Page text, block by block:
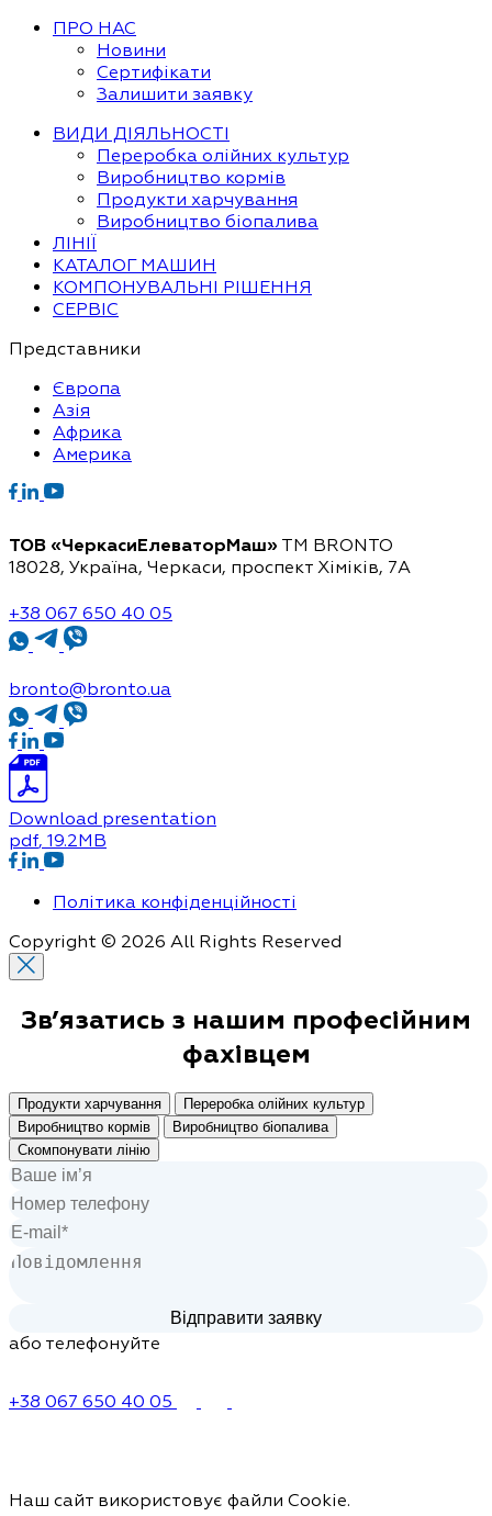
ПРО НАС
Новини
Сертифікати
Залишити заявку
ВИДИ ДІЯЛЬНОСТІ
Переробка олійних культур
Виробництво кормів
Продукти харчування
Виробництво біопалива
ЛІНІЇ
КАТАЛОГ МАШИН
КОМПОНУВАЛЬНІ РІШЕННЯ
СЕРВІС
Представники
Європа
Азія
Африка
Америка
ТОВ «ЧеркасиЕлеваторМаш» ТМ BRONTO
18028, Україна, Черкаси, проспект Хіміків, 7А
+38 067 650 40 05
bronto@bronto.ua
Download presentation
pdf, 19.2MB
Політика конфіденційності
Copyright © 2026 All Rights Reserved
Зв’язатись з нашим професійним
фахівцем
Продукти харчування
Переробка олійних культур
Виробництво кормів
Виробництво біопалива
Скомпонувати лінію
або телефонуйте
+38 067 650 40 05
Наш сайт використовує файли Cookie.